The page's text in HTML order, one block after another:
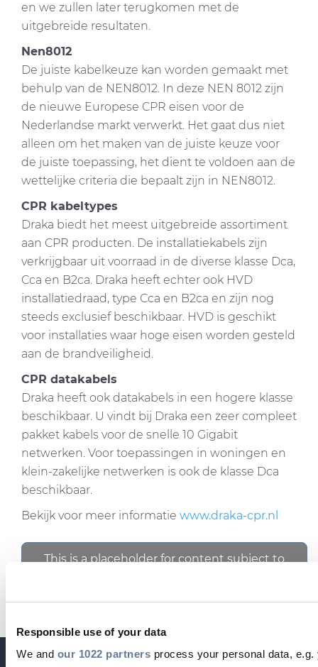
Responsible use of your data
We and our 1022 partners process your personal data,
en we zullen later terugkomen met de
uitgebreide resultaten.
Nen8012
De juiste kabelkeuze kan worden gemaakt met
behulp van de NEN8012. In deze NEN 8012 zijn
de nieuwe Europese CPR eisen voor de
Nederlandse markt verwerkt. Het gaat dus niet
alleen om het maken van de juiste keuze voor
de juiste toepassing, het dient te voldoen aan de
wettelijke criteria die bepaalt zijn in NEN8012.
CPR kabeltypes
Draka biedt het meest uitgebreide assortiment
aan CPR producten. De installatiekabels zijn
verkrijgbaar uit voorraad in de diverse klasse Dca,
Cca en B2ca. Draka heeft echter ook HVD
installatiedraad, type Cca en B2ca en zijn nog
steeds exclusief beschikbaar. HVD is geschikt
voor installaties waar hoge eisen worden gesteld
aan de brandveiligheid.
CPR datakabels
Draka heeft ook datakabels in een hogere klasse
beschikbaar. U vindt bij Draka een zeer compleet
pakket kabels voor de snelle 10 Gigabit
netwerken. Voor toepassingen in woningen en
klein-zakelijke netwerken is ook de klasse Dca
beschikbaar.
Bekijk voor meer informatie www.draka-cpr.nl
This is a placeholder for content subject to
this content.